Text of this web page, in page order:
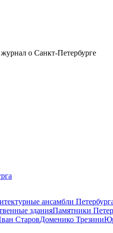
о Санкт-Петербурге
ансамбли
зданияПамятники
СтаровДоменико Трезини